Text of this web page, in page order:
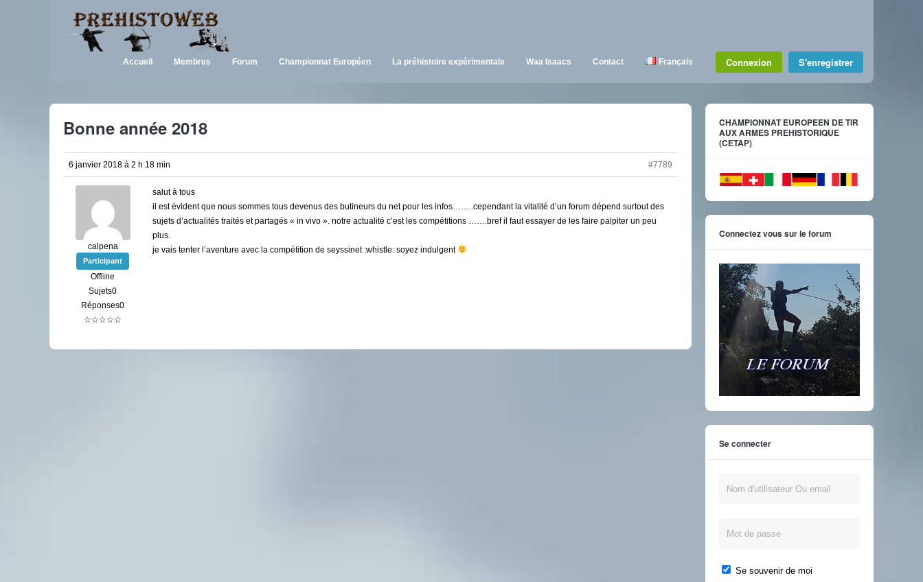
Accueil Membres Forum Championnat Européen La préhistoire expérimentale Waa Isaacs Contact Français Connexion S'enregistrer
Bonne année 2018
6 janvier 2018 à 2 h 18 min #7789
calpena
Participant
Offline
Sujets0
Réponses0
☆☆☆☆☆
salut à tous
il est évident que nous sommes tous devenus des butineurs du net pour les infos……..cependant la vitalité d’un forum dépend surtout des
sujets d’actualités traités et partagés « in vivo ». notre actualité c’est les compétitions …….bref il faut essayer de les faire palpiter un peu
plus.
je vais tenter l’aventure avec la compétition de seyssinet :whistle: soyez indulgent
CHAMPIONNAT EUROPEEN DE TIR
AUX ARMES PREHISTORIQUE
(CETAP)
Connectez vous sur le forum
Se connecter
Se souvenir de moi